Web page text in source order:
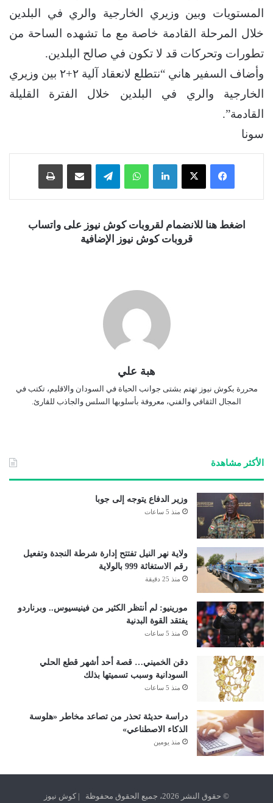
المستويات وبين وزيري الخارجية والري في البلدين
خلال المرحلة القادمة خاصة مع ما تشهده الساحة من
تطورات وتحركات قد لا تكون في صالح البلدين.
وأضاف السفير هاني “نتطلع لانعقاد آلية ٢+٢ بين وزيري
الخارجية والري في البلدين خلال الفترة القليلة
القادمة”.
سونا
فيسبوك ‫X لينكدإن واتساب تيلقرام
اضغط هنا للانضمام لقروبات كوش نيوز على واتساب
قروبات كوش نيوز الإضافية
هبة علي
محررة بكوش نيوز تهتم بشتى جوانب الحياة في السودان والاقليم، تكتب في
المجال الثقافي والفني، معروفة بأسلوبها السلس والجاذب للقارئ.
الأكثر مشاهدة
وزير الدفاع يتوجه إلى جوبا
منذ 5 ساعات
ولاية نهر النيل تفتتح إدارة شرطة النجدة وتفعيل
رقم الاستغاثة 999 بالولاية
منذ 25 دقيقة
مورينيو: لم أنتظر الكثير من فينيسيوس.. وبرناردو
يفتقد القوة البدنية
منذ 5 ساعات
دقن الخميني… قصة أحد أشهر قطع الحلي
السودانية وسبب تسميتها بذلك
منذ 5 ساعات
دراسة حديثة تحذر من تصاعد مخاطر «هلوسة
الذكاء الاصطناعي»
منذ يومين
© حقوق النشر 2026، جميع الحقوق محفوظة | كوش نيوز